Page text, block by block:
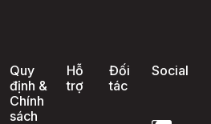
Quy
định &
Chính
sách
Hỗ
trợ
Đối
tác
Social